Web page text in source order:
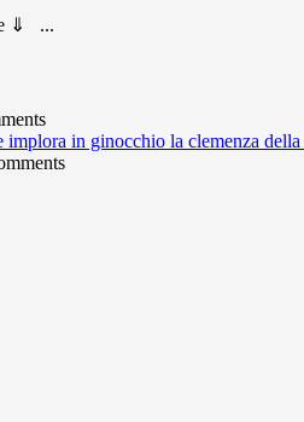
⇓ ...
in ginocchio la clemenza